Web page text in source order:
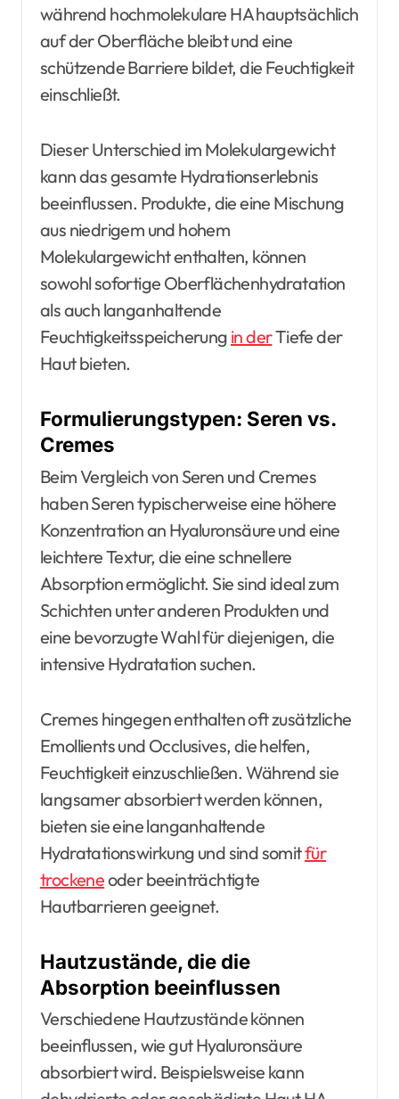
während hochmolekulare HA hauptsächlich
auf der Oberfläche bleibt und eine
schützende Barriere bildet, die Feuchtigkeit
einschließt.
Dieser Unterschied im Molekulargewicht
kann das gesamte Hydrationserlebnis
beeinflussen. Produkte, die eine Mischung
aus niedrigem und hohem
Molekulargewicht enthalten, können
sowohl sofortige Oberflächenhydratation
als auch langanhaltende
Feuchtigkeitsspeicherung in derTiefe der
Haut bieten.
Formulierungstypen: Seren vs.
Cremes
Beim Vergleich von Seren und Cremes
haben Seren typischerweise eine höhere
Konzentration an Hyaluronsäure und eine
leichtere Textur, die eine schnellere
Absorption ermöglicht. Sie sind ideal zum
Schichten unter anderen Produkten und
eine bevorzugte Wahl für diejenigen, die
intensive Hydratation suchen.
Cremes hingegen enthalten oft zusätzliche
Emollients und Occlusives, die helfen,
Feuchtigkeit einzuschließen. Während sie
langsamer absorbiert werden können,
bieten sie eine langanhaltende
Hydratationswirkung und sind somitfür
trockeneoder beeinträchtigte
Hautbarrieren geeignet.
Hautzustände, die die
Absorption beeinflussen
Verschiedene Hautzustände können
beeinflussen, wie gut Hyaluronsäure
absorbiert wird. Beispielsweise kann